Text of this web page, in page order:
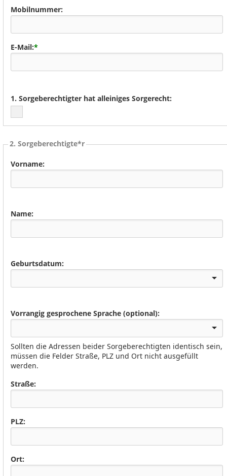
Mobilnummer:
E-Mail:*
1. Sorgeberechtigter hat alleiniges Sorgerecht:
2. Sorgeberechtigte*r
Vorname:
Name:
Geburtsdatum:
Vorrangig gesprochene Sprache (optional):
Sollten die Adressen beider Sorgeberechtigten identisch sein,
müssen die Felder Straße, PLZ und Ort nicht ausgefüllt
werden.
Straße:
PLZ:
Ort: